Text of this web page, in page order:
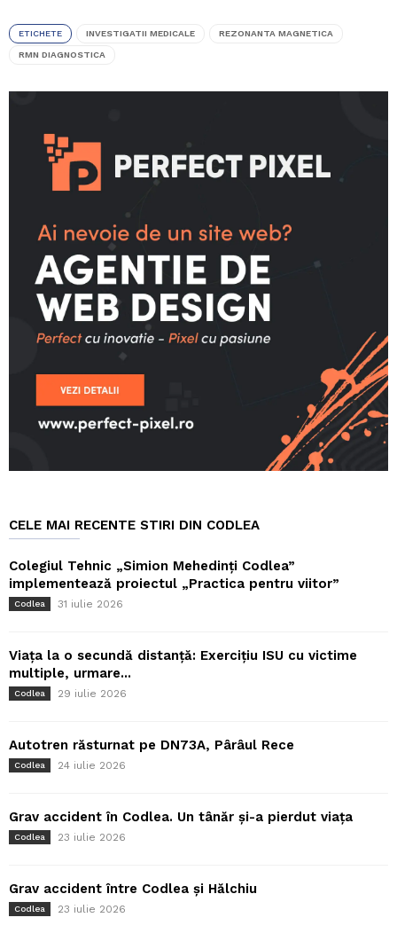
ETICHETE INVESTIGATII MEDICALE REZONANTA MAGNETICA
RMN DIAGNOSTICA
CELE MAI RECENTE STIRI DIN CODLEA
Colegiul Tehnic „Simion Mehedinți Codlea”
implementează proiectul „Practica pentru viitor”
Codlea 31 iulie 2026
Viața la o secundă distanță: Exercițiu ISU cu victime
multiple, urmare...
Codlea 29 iulie 2026
Autotren răsturnat pe DN73A, Pârâul Rece
Codlea 24 iulie 2026
Grav accident în Codlea. Un tânăr și-a pierdut viața
Codlea 23 iulie 2026
Grav accident între Codlea și Hălchiu
Codlea 23 iulie 2026